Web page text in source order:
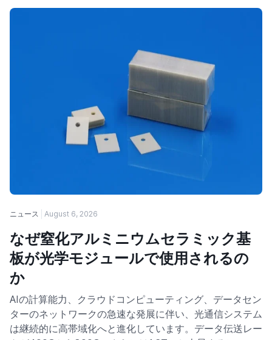
ニュース August 6, 2026
なぜ窒化アルミニウムセラミック基
板が光学モジュールで使用されるの
か
AIの計算能力、クラウドコンピューティング、データセン
ターのネットワークの急速な発展に伴い、光通信システム
は継続的に高帯域化へと進化しています。データ伝送レー